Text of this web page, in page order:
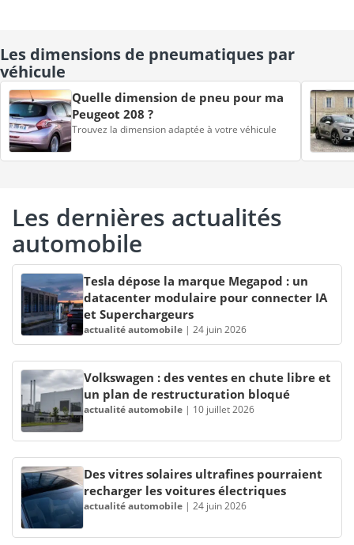
Les dimensions de pneumatiques par
véhicule
Quelle dimension de pneu pour ma
Peugeot 208 ?
Trouvez la dimension adaptée à votre véhicule
Les dernières actualités
automobile
Tesla dépose la marque Megapod : un
datacenter modulaire pour connecter IA
et Superchargeurs
actualité automobile | 24 juin 2026
Volkswagen : des ventes en chute libre et
un plan de restructuration bloqué
actualité automobile | 10 juillet 2026
Des vitres solaires ultrafines pourraient
recharger les voitures électriques
actualité automobile | 24 juin 2026